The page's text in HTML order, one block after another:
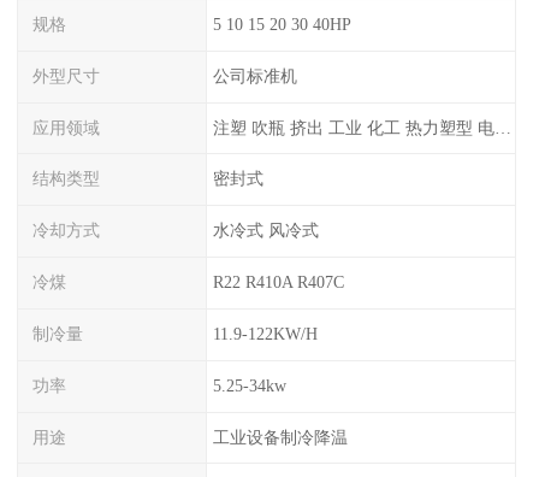
规格 5 10 15 20 30 40HP
外型尺寸 公司标准机
应用领域 注塑 吹瓶 挤出 工业 化工 热力塑型 电镀等
结构类型 密封式
冷却方式 水冷式 风冷式
冷煤 R22 R410A R407C
制冷量 11.9-122KW/H
功率 5.25-34kw
用途 工业设备制冷降温